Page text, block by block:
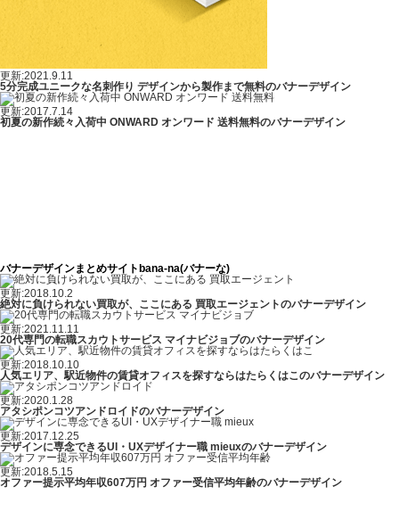
更新:2021.9.11
5分完成ユニークな名刺作り デザインから製作まで無料のバナーデザイン
更新:2017.7.14
初夏の新作続々入荷中 ONWARD オンワード 送料無料のバナーデザイン
バナーデザインまとめサイトbana-na(バナーな)
更新:2018.10.2
絶対に負けられない買取が、ここにある 買取エージェントのバナーデザイン
更新:2021.11.11
20代専門の転職スカウトサービス マイナビジョブのバナーデザイン
更新:2018.10.10
人気エリア、駅近物件の賃貸オフィスを探すならはたらくはこのバナーデザイン
更新:2020.1.28
アタシポンコツアンドロイドのバナーデザイン
更新:2017.12.25
デザインに専念できるUI・UXデザイナー職 mieuxのバナーデザイン
更新:2018.5.15
オファー提示平均年収607万円 オファー受信平均年齢のバナーデザイン